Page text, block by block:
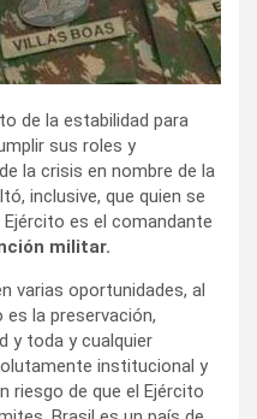
de la estabilidad para
sus roles y
la crisis en nombre de la
inclusive, que quien se
es el comandante
militar.
varias oportunidades, al
es la preservación,
y toda y cualquier
institucional y
riesgo de que el Ejército